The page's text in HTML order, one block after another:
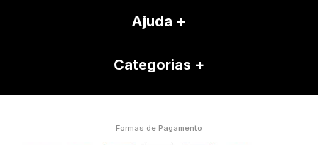
Ajuda
Categorias
Formas de Pagamento